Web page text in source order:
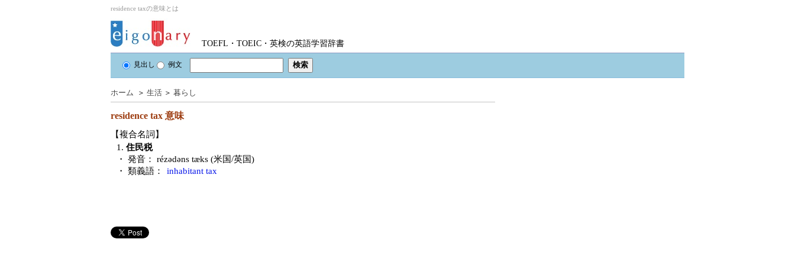
residence taxの意味とは
TOEFL・TOEIC・英検の英語学習辞書
見出し 例文
ホーム ＞ 生活 ＞ 暮らし
residence tax 意味
【複合名詞】
1. 住民税
・ 発音：
rézədəns tæks (米国/英国)
・ 類義語：
inhabitant tax